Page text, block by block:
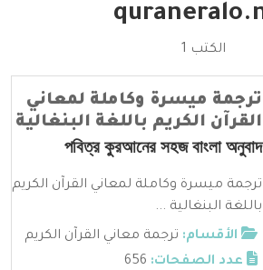
الكتب 1
ترجمة ميسرة وكاملة لمعاني
القرآن الكريم باللغة البنغالية
পবিত্র কুরআনের সহজ বাংলা অনুবাদ
ترجمة ميسرة وكاملة لمعاني القرآن الكريم
باللغة البنغالية ...
الأقسام: ترجمة معاني القرآن الكريم
عدد الصفحات: